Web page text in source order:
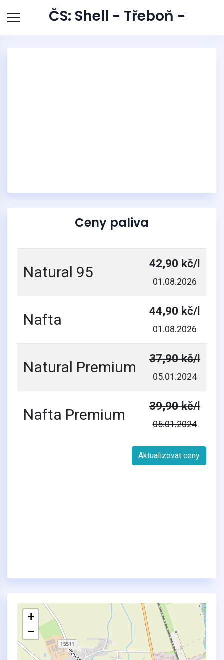
ČS: Shell - Třeboň -
Ceny paliva
Natural 95 42,90 kč/l
01.08.2026
Nafta 44,90 kč/l
01.08.2026
Natural Premium 37,90 kč/l
05.01.2024
Nafta Premium 39,90 kč/l
05.01.2024
Aktualizovat ceny
+
−